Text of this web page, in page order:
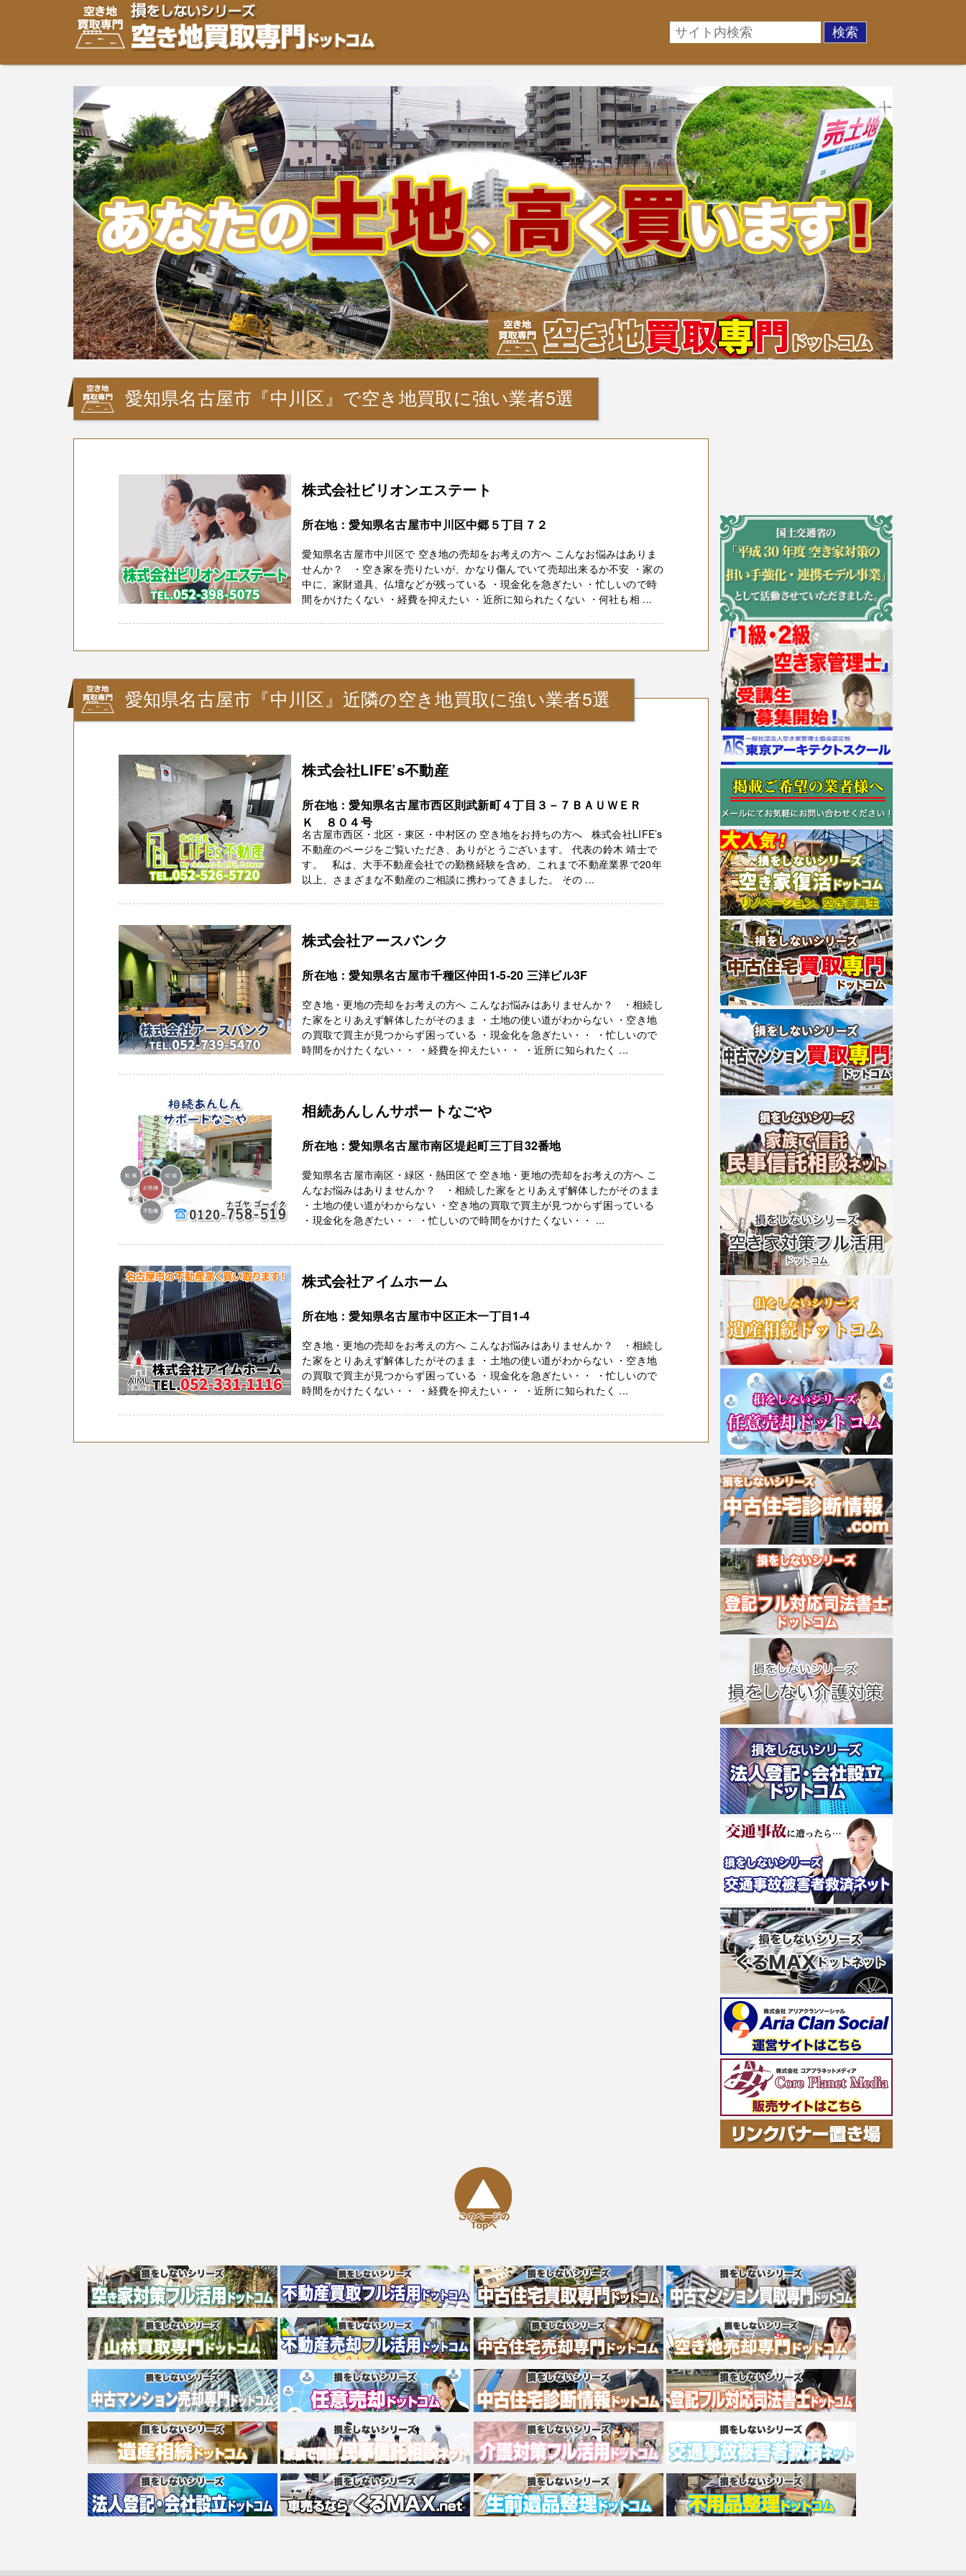
愛知県名古屋市『中川区』で空き地買取に強い業者5選
株式会社ビリオンエステート
所在地：愛知県名古屋市中川区中郷５丁目７２
愛知県名古屋市中川区で 空き地の売却をお考えの方へ こんなお悩みはありま
せんか？ ・空き家を売りたいが、かなり傷んでいて売却出来るか不安 ・家の
中に、家財道具、仏壇などが残っている ・現金化を急ぎたい ・忙しいので時
間をかけたくない ・経費を抑えたい ・近所に知られたくない ・何社も相 ...
愛知県名古屋市『中川区』近隣の空き地買取に強い業者5選
株式会社LIFE’s不動産
所在地：愛知県名古屋市西区則武新町４丁目３－７ＢＡＵＷＥＲ
Ｋ ８０４号
名古屋市西区・北区・東区・中村区の 空き地をお持ちの方へ 株式会社LIFE’s
不動産のページをご覧いただき、ありがとうございます。 代表の鈴木 靖士で
す。 私は、大手不動産会社での勤務経験を含め、これまで不動産業界で20年
以上、さまざまな不動産のご相談に携わってきました。 その ...
株式会社アースバンク
所在地：愛知県名古屋市千種区仲田1-5-20 三洋ビル3F
空き地・更地の売却をお考えの方へ こんなお悩みはありませんか？ ・相続し
た家をとりあえず解体したがそのまま ・土地の使い道がわからない ・空き地
の買取で買主が見つからず困っている ・現金化を急ぎたい・・ ・忙しいので
時間をかけたくない・・ ・経費を抑えたい・・ ・近所に知られたく ...
相続あんしんサポートなごや
所在地：愛知県名古屋市南区堤起町三丁目32番地
愛知県名古屋市南区・緑区・熱田区で 空き地・更地の売却をお考えの方へ こ
んなお悩みはありませんか？ ・相続した家をとりあえず解体したがそのまま
・土地の使い道がわからない ・空き地の買取で買主が見つからず困っている
・現金化を急ぎたい・・ ・忙しいので時間をかけたくない・・ ...
株式会社アイムホーム
所在地：愛知県名古屋市中区正木一丁目1-4
空き地・更地の売却をお考えの方へ こんなお悩みはありませんか？ ・相続し
た家をとりあえず解体したがそのまま ・土地の使い道がわからない ・空き地
の買取で買主が見つからず困っている ・現金化を急ぎたい・・ ・忙しいので
時間をかけたくない・・ ・経費を抑えたい・・ ・近所に知られたく ...